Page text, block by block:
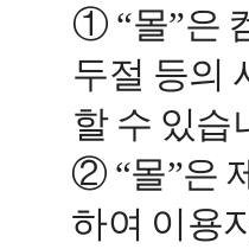
① “몰”은
두절 등의
할 수 있습
② “몰”은
하여 이용